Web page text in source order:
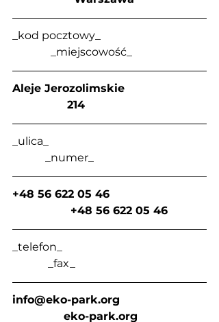
_kod pocztowy_
              _miejscowość_
Aleje Jerozolimskie
                214
_ulica_
            _numer_
+48 56 622 05 46
                 +48 56 622 05 46
_telefon_
             _fax_
info@eko-park.org
eko-park.org